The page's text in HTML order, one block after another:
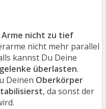
Arme nicht zu tief
nicht mehr parallel
kannst Du Deine
überlasten.
Deinen Oberkörper
, da sonst der